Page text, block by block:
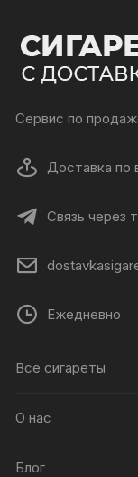
Сервис по
Доставка по
Связь через
Ежедневно
Все сигареты
О нас
Блог